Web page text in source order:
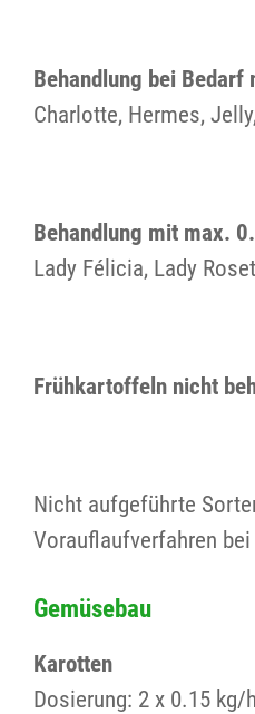
Behandlung bei
Charlotte, Hermes,
Behandlung mit max.
Lady Félicia, Lady
Frühkartoffeln nicht
Nicht aufgeführte
Vorauflaufverfahren
Gemüsebau
Karotten
Dosierung: 2 x 0.15 kg/